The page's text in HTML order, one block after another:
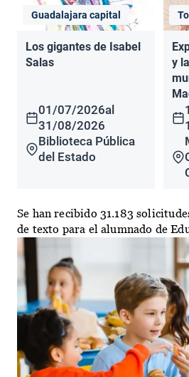
Guadalajara capital
Los gigantes de Isabel
Salas
01/07/2026al
31/08/2026
Biblioteca Pública
del Estado
y
Se han recibido 31.183
de texto para el alumnado de